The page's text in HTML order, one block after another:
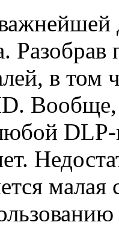
в том
Вообще,
малая